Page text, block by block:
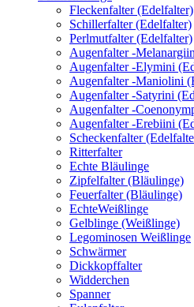
Fleckenfalter (Edelfalter)
Schillerfalter (Edelfalter)
Perlmutfalter (Edelfalter)
Augenfalter -
Augenfalter -Elymini
Augenfalter -Maniolini
Augenfalter -Satyrini
Augenfalter -
Augenfalter -Erebiini
Scheckenfalter
Ritterfalter
Echte Bläulinge
Zipfelfalter (Bläulinge)
Feuerfalter (Bläulinge)
EchteWeißlinge
Gelblinge (Weißlinge)
Legominosen Weißlinge
Schwärmer
Dickkopffalter
Widderchen
Spanner